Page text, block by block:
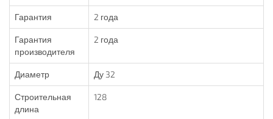
Гарантия 2 года
Гарантия
производителя
2 года
Диаметр Ду 32
Строительная
длина
128